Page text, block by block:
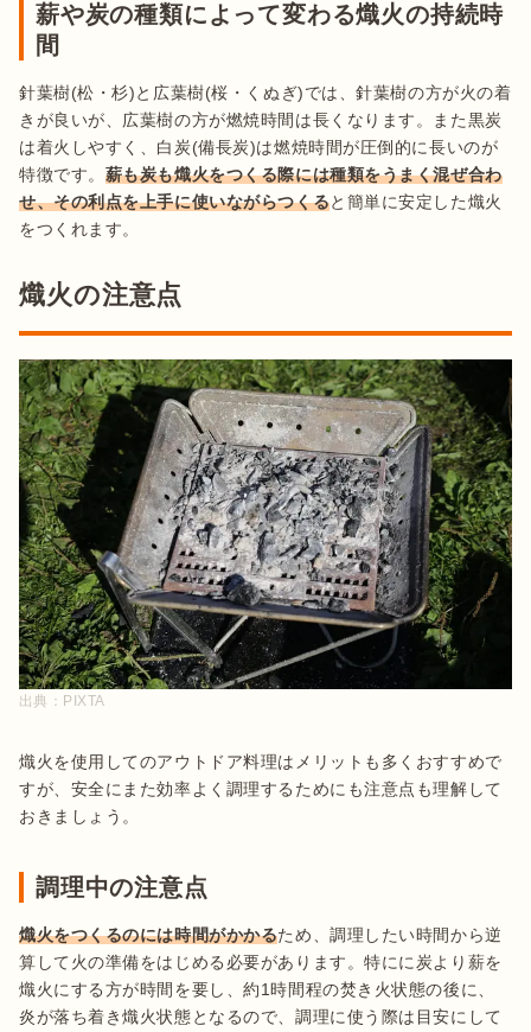
薪や炭の種類によって変わる熾火の持続時
間
針葉樹(松・杉)と広葉樹(桜・くぬぎ)では、針葉樹の方が火の着
きが良いが、広葉樹の方が燃焼時間は長くなります。また黒炭
は着火しやすく、白炭(備長炭)は燃焼時間が圧倒的に長いのが
特徴です。 薪も炭も熾火をつくる際には種類をうまく混ぜ合わ
せ、その利点を上手に使いながらつくると簡単に安定した熾火
熾火の注意点
出典： PIXTA
熾火を使用してのアウトドア料理はメリットも多くおすすめで
すが、安全にまた効率よく調理するためにも注意点も理解して
調理中の注意点
熾火をつくるのには時間がかかるため、調理したい時間から逆
算して火の準備をはじめる必要があります。特にに炭より薪を
熾火にする方が時間を要し、約1時間程の焚き火状態の後に、
炎が落ち着き熾火状態となるので、調理に使う際は目安にして